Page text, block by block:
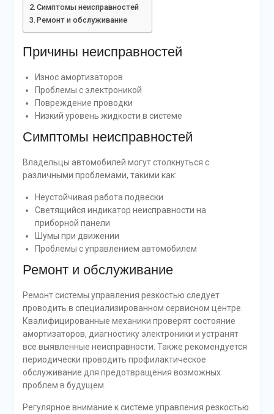
Симптомы неисправностей
Ремонт и обслуживание
Причины неисправностей
Износ амортизаторов
Проблемы с электроникой
Повреждение проводки
Низкий уровень жидкости в системе
Симптомы неисправностей
Владельцы автомобилей могут столкнуться с
различными проблемами, такими как:
Неустойчивая работа подвески
Светящийся индикатор неисправности на
приборной панели
Шумы при движении
Проблемы с управлением автомобилем
Ремонт и обслуживание
Ремонт системы управления резкостью следует
проводить в специализированном сервисном центре.
Квалифицированные механики проверят состояние
амортизаторов, диагностику электроники и устранят
все выявленные неисправности. Также рекомендуется
периодически проводить профилактическое
обслуживание для предотвращения возможных
проблем в будущем.
Регулярное внимание к системе управления резкостью